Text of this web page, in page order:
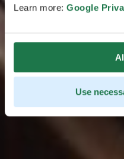
Learn more: Google
Use